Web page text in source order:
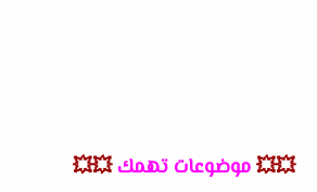
💥💥موضوعات تهمك 💥💥